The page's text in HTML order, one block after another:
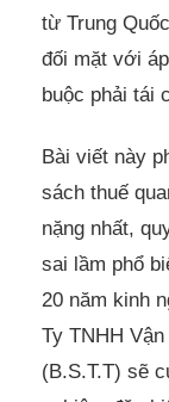
từ Trung
đối mặt với
buộc phải tái
Bài viết này
sách thuế
nặng nhất,
sai lầm phổ
20 năm kinh
Ty TNHH
(B.S.T.T) sẽ